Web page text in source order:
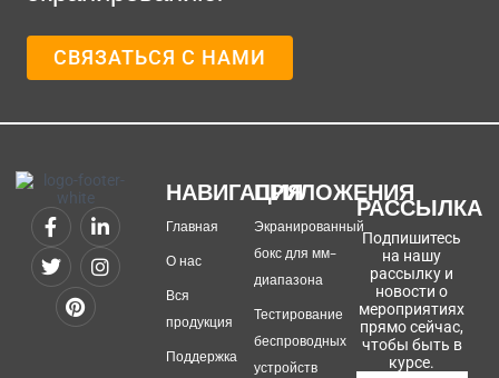
СВЯЗАТЬСЯ С НАМИ
НАВИГАЦИЯ
Главная
О нас
Вся
продукция
Поддержка
ПРИЛОЖЕНИЯ
Экранированный
бокс для мм-
диапазона
Тестирование
беспроводных
устройств
РАССЫЛКА
Подпишитесь
на нашу
рассылку и
новости о
мероприятиях
прямо сейчас,
чтобы быть в
курсе.